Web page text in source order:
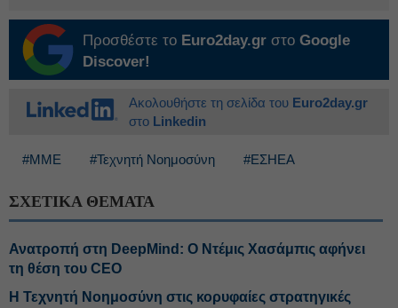
Προσθέστε το Euro2day.gr στο Google
Discover!
Ακολουθήστε τη σελίδα του Euro2day.gr
στο Linkedin
#ΜΜΕ #Τεχνητή Νοημοσύνη #ΕΣΗΕΑ
ΣΧΕΤΙΚΑ ΘΕΜΑΤΑ
Ανατροπή στη DeepMind: Ο Ντέμις Χασάμπις αφήνει
τη θέση του CEO
Η Τεχνητή Νοημοσύνη στις κορυφαίες στρατηγικές